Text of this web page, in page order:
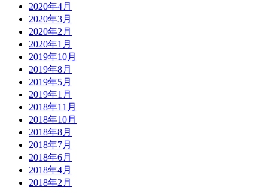
2020年4月
2020年3月
2020年2月
2020年1月
2019年10月
2019年8月
2019年5月
2019年1月
2018年11月
2018年10月
2018年8月
2018年7月
2018年6月
2018年4月
2018年2月